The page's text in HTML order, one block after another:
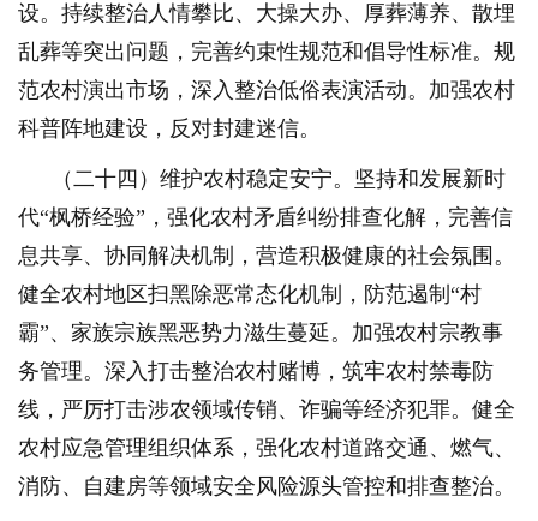
设。持续整治人情攀比、大操大办、厚葬薄养、散埋
乱葬等突出问题，完善约束性规范和倡导性标准。规
范农村演出市场，深入整治低俗表演活动。加强农村
科普阵地建设，反对封建迷信。
（二十四）维护农村稳定安宁。坚持和发展新时
代“枫桥经验”，强化农村矛盾纠纷排查化解，完善信
息共享、协同解决机制，营造积极健康的社会氛围。
健全农村地区扫黑除恶常态化机制，防范遏制“村
霸”、家族宗族黑恶势力滋生蔓延。加强农村宗教事
务管理。深入打击整治农村赌博，筑牢农村禁毒防
线，严厉打击涉农领域传销、诈骗等经济犯罪。健全
农村应急管理组织体系，强化农村道路交通、燃气、
消防、自建房等领域安全风险源头管控和排查整治。